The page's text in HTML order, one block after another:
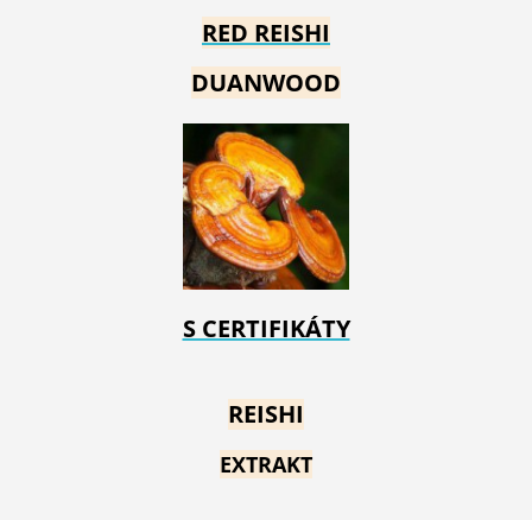
RED REISHI
DUANWOOD
S CERTIFIKÁTY
REISHI
EXTRAKT